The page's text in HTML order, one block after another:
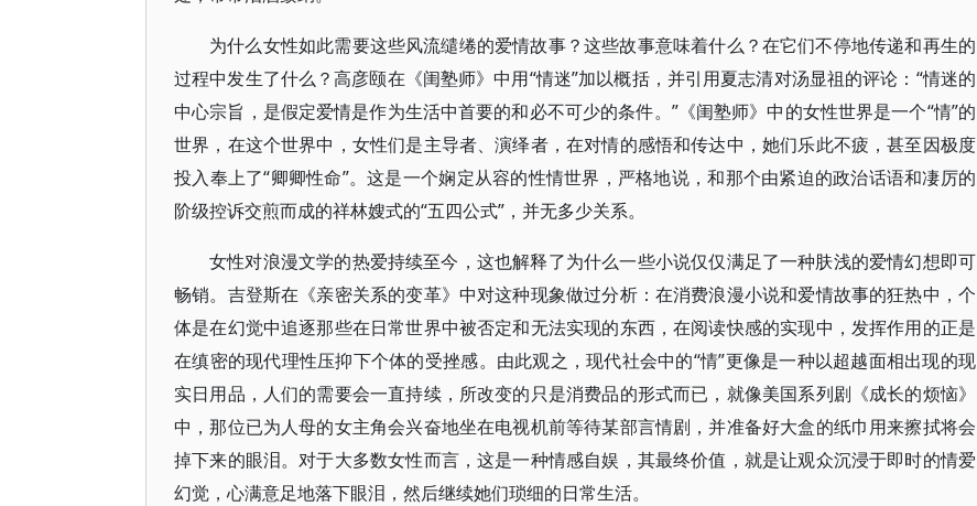
为什么女性如此需要这些风流缱绻的爱情故事？这些故事意味着什么？在它们不停地传递和再生的
过程中发生了什么？高彦颐在《闺塾师》中用“情迷”加以概括，并引用夏志清对汤显祖的评论：“情迷的
中心宗旨，是假定爱情是作为生活中首要的和必不可少的条件。”《闺塾师》中的女性世界是一个“情”的
世界，在这个世界中，女性们是主导者、演绎者，在对情的感悟和传达中，她们乐此不疲，甚至因极度
投入奉上了“卿卿性命”。这是一个娴定从容的性情世界，严格地说，和那个由紧迫的政治话语和凄厉的
阶级控诉交煎而成的祥林嫂式的“五四公式”，并无多少关系。
女性对浪漫文学的热爱持续至今，这也解释了为什么一些小说仅仅满足了一种肤浅的爱情幻想即可
畅销。吉登斯在《亲密关系的变革》中对这种现象做过分析：在消费浪漫小说和爱情故事的狂热中，个
体是在幻觉中追逐那些在日常世界中被否定和无法实现的东西，在阅读快感的实现中，发挥作用的正是
在缜密的现代理性压抑下个体的受挫感。由此观之，现代社会中的“情”更像是一种以超越面相出现的现
实日用品，人们的需要会一直持续，所改变的只是消费品的形式而已，就像美国系列剧《成长的烦恼》
中，那位已为人母的女主角会兴奋地坐在电视机前等待某部言情剧，并准备好大盒的纸巾用来擦拭将会
掉下来的眼泪。对于大多数女性而言，这是一种情感自娱，其最终价值，就是让观众沉浸于即时的情爱
幻觉，心满意足地落下眼泪，然后继续她们琐细的日常生活。